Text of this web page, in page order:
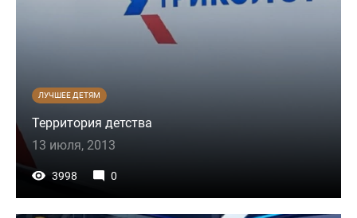
ЛУЧШЕЕ ДЕТЯМ
Территория детства
13 июля, 2013
3998 0